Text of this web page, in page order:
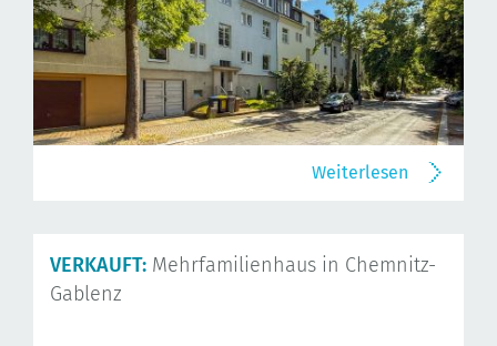
Weiterlesen
VERKAUFT: Mehrfamilienhaus in Chemnitz-
Gablenz